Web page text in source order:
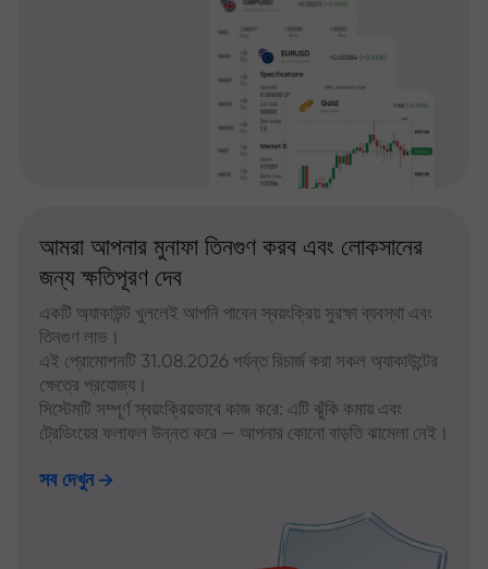
আমরা আপনার মুনাফা তিনগুণ করব এবং লোকসানের
জন্য ক্ষতিপূরণ দেব
একটি অ্যাকাউন্ট খুললেই আপনি পাবেন স্বয়ংক্রিয় সুরক্ষা ব্যবস্থা এবং
তিনগুণ লাভ।
এই প্রোমোশনটি 31.08.2026 পর্যন্ত রিচার্জ করা সকল অ্যাকাউন্টের
ক্ষেত্রে প্রযোজ্য।
সিস্টেমটি সম্পূর্ণ স্বয়ংক্রিয়ভাবে কাজ করে: এটি ঝুঁকি কমায় এবং
ট্রেডিংয়ের ফলাফল উন্নত করে — আপনার কোনো বাড়তি ঝামেলা নেই।
সব দেখুন